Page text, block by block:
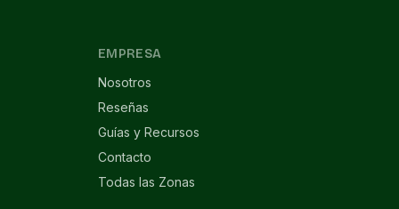
EMPRESA
Nosotros
Reseñas
Guías y Recursos
Contacto
Todas las Zonas